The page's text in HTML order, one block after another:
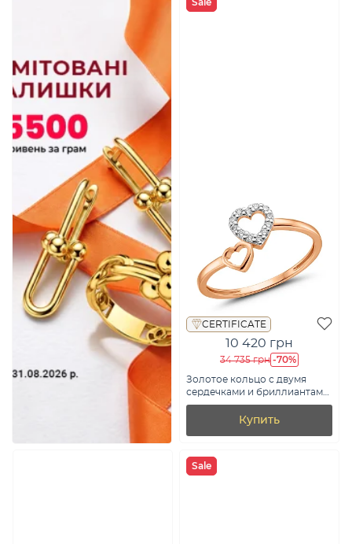
CERTIFICATE
10 420 грн
34 735 грн -70%
Золотое кольцо с двумя
сердечками и бриллиантами
(арт. К011434005)
Купить
Sale